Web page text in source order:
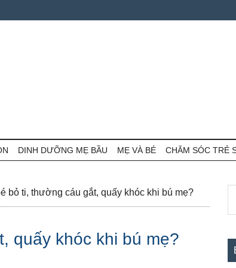
DINH DƯỠNG MẸ BẦU MẸ VÀ BÉ CHĂM SÓC TRẺ
bỏ ti, thường cáu gắt, quấy khóc khi bú mẹ?
quấy khóc khi bú mẹ?
...